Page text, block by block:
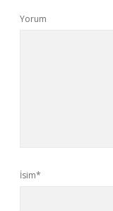
Yorum
İsim*